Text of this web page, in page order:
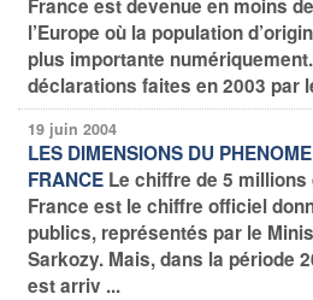
France est devenue en moins
l’Europe où la population
plus importante
déclarations faites en 2003 par
19 juin 2004
LES DIMENSIONS DU
FRANCE Le chiffre de 5
France est le chiffre officiel
publics, représentés par le
Sarkozy. Mais, dans la période
est arriv ...